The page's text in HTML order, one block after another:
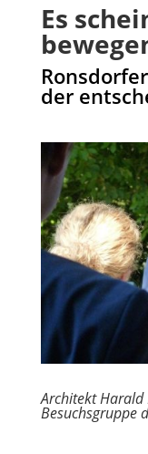
Es
der
Architekt Harald
Besuchsgruppe